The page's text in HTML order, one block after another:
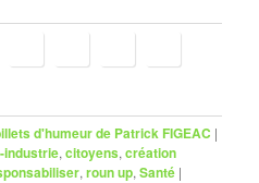
d'humeur de Patrick FIGEAC |
industrie,citoyens,création
,roun up,Santé |